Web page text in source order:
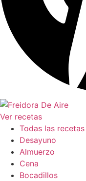
Ver recetas
Todas las recetas
Desayuno
Almuerzo
Cena
Bocadillos